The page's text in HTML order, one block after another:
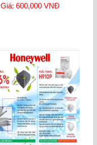
Giá: 600,000 VNĐ